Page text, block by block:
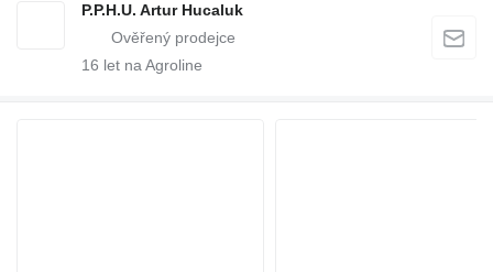
P.P.H.U. Artur Hucaluk
16 let na Agroline